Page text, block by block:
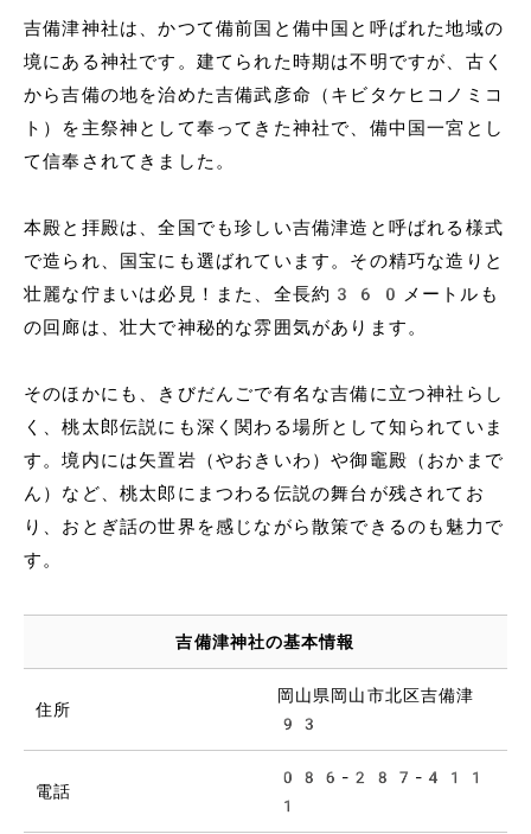
吉備津神社は、かつて備前国と備中国と呼ばれた地域の
境にある神社です。建てられた時期は不明ですが、古く
から吉備の地を治めた吉備武彦命（キビタケヒコノミコ
ト）を主祭神として奉ってきた神社で、備中国一宮とし
て信奉されてきました。
本殿と拝殿は、全国でも珍しい吉備津造と呼ばれる様式
で造られ、国宝にも選ばれています。その精巧な造りと
壮麗な佇まいは必見！また、全長約360メートルも
の回廊は、壮大で神秘的な雰囲気があります。
そのほかにも、きびだんごで有名な吉備に立つ神社らし
く、桃太郎伝説にも深く関わる場所として知られていま
す。境内には矢置岩（やおきいわ）や御竈殿（おかまで
ん）など、桃太郎にまつわる伝説の舞台が残されてお
り、おとぎ話の世界を感じながら散策できるのも魅力で
す。
吉備津神社の基本情報
住所
岡山県岡山市北区吉備津
93
電話
086-287-411
1